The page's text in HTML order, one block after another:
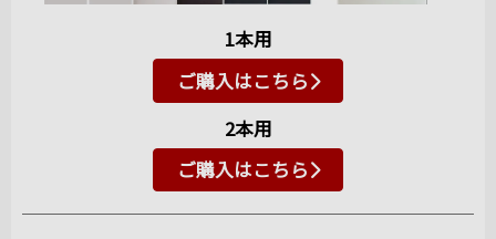
1本用
ご購入はこちら
2本用
ご購入はこちら